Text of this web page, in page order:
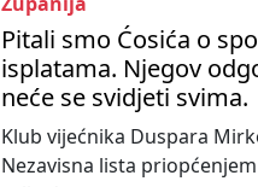
Pitali smo Ćosića o
isplatama. Njegov
neće se svidjeti svima.
Klub vijećnika Duspara
Nezavisna lista